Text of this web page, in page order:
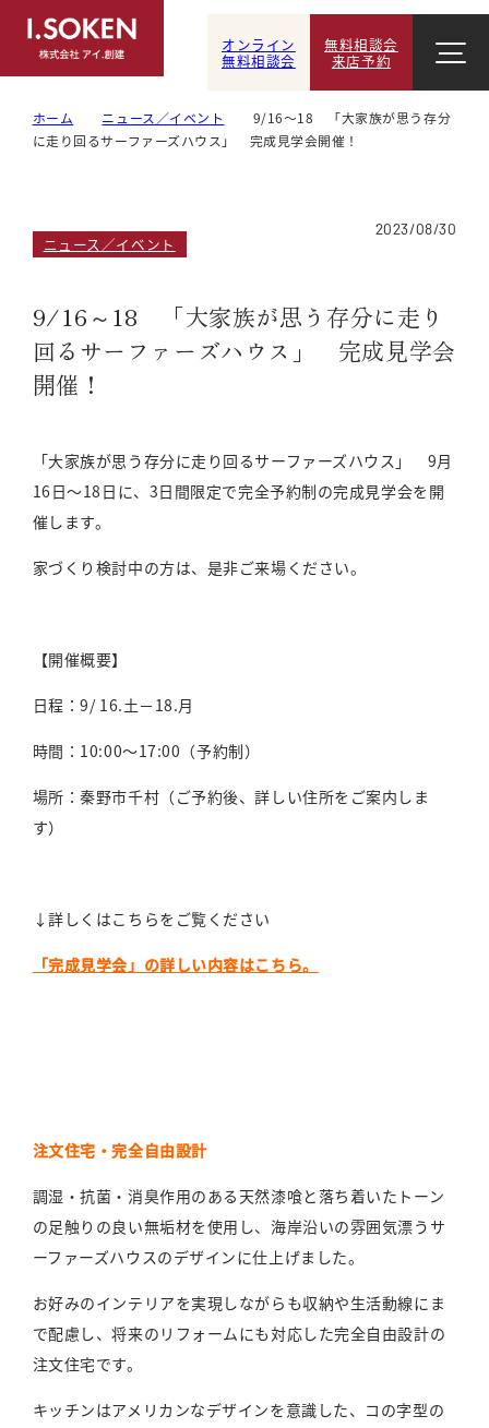
オンライン
無料相談会
無料相談会
来店予約
ホーム ニュース／イベント
9/16～18 「大家族が思う存分
に走り回るサーファーズハウス」 完成見学会開催！
ニュース／イベント
2023/08/30
9/16～18 「大家族が思う存分に走り
回るサーファーズハウス」 完成見学会
開催！
「大家族が思う存分に走り回るサーファーズハウス」 9月
16日～18日に、3日間限定で完全予約制の完成見学会を開
催します。
家づくり検討中の方は、是非ご来場ください。
【開催概要】
日程：9/ 16.土－18.月
時間：10:00～17:00（予約制）
場所：秦野市千村（ご予約後、詳しい住所をご案内しま
す）
↓詳しくはこちらをご覧ください
「完成見学会」の詳しい内容はこちら。
注文住宅・完全自由設計
調湿・抗菌・消臭作用のある天然漆喰と落ち着いたトーン
の足触りの良い無垢材を使用し、海岸沿いの雰囲気漂うサ
ーファーズハウスのデザインに仕上げました。
お好みのインテリアを実現しながらも収納や生活動線にま
で配慮し、将来のリフォームにも対応した完全自由設計の
注文住宅です。
キッチンはアメリカンなデザインを意識した、コの字型の